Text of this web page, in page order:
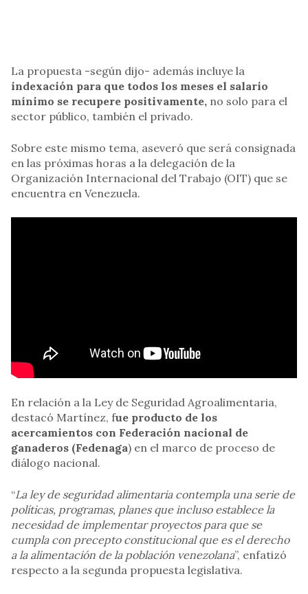
La propuesta -según dijo- además incluye la
indexación para que todos los meses el salario
mínimo se recupere positivamente, no solo para el
sector público, también el privado.
Sobre este mismo tema, aseveró que será consignada
en las próximas horas a la delegación de la
Organización Internacional del Trabajo (OIT) que se
encuentra en Venezuela.
En relación a la Ley de Seguridad Agroalimentaria,
destacó Martínez, fue producto de los
acercamientos con Federación nacional de
ganaderos (Fedenaga) en el marco de proceso de
diálogo nacional.
“La ley de seguridad alimentaria contempla una serie de
políticas, programas, planes que incluso establece la
necesidad de implementar proyectos para que se
cumpla con precepto constitucional que es el derecho
a la alimentación de la población venezolana”, enfatizó
respecto a la segunda propuesta legislativa.